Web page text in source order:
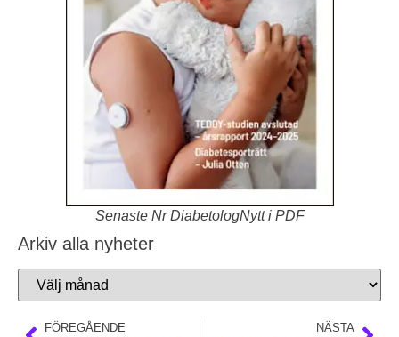
Senaste Nr DiabetologNytt i PDF
Arkiv alla nyheter
FÖREGÅENDE NÄSTA